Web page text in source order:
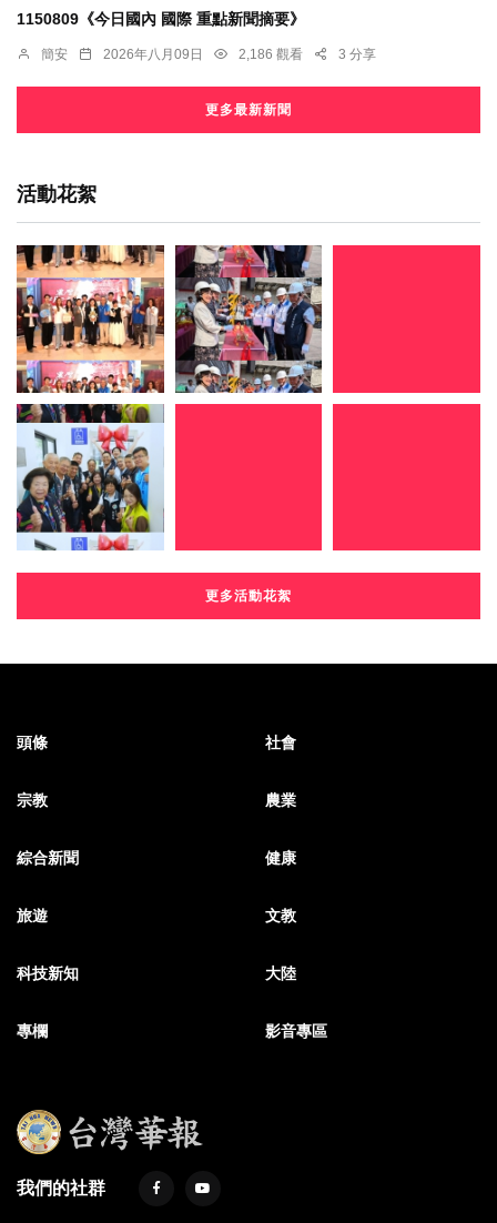
1150809《今日國內 國際 重點新聞摘要》
簡安 2026年八月09日 2,186 觀看 3 分享
更多最新新聞
活動花絮
更多活動花絮
頭條 社會
宗教 農業
綜合新聞 健康
旅遊 文教
科技新知 大陸
專欄 影音專區
我們的社群